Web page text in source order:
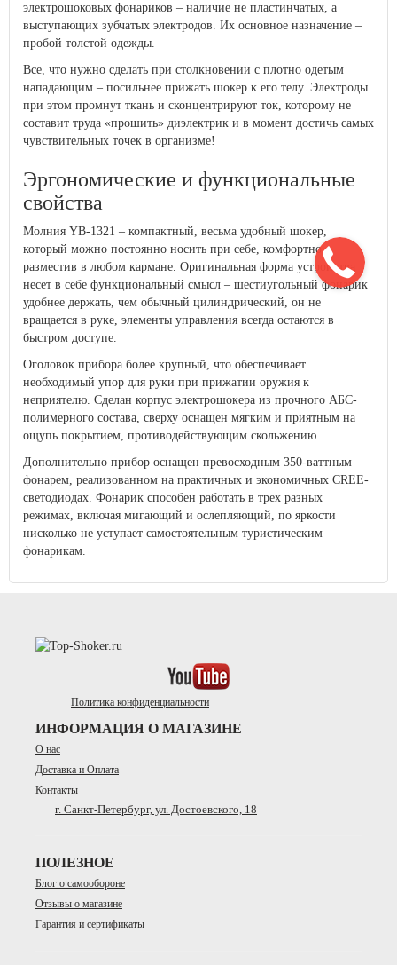
электрошоковых фонариков – наличие не пластинчатых, а
выступающих зубчатых электродов. Их основное назначение –
пробой толстой одежды.
Все, что нужно сделать при столкновении с плотно одетым
нападающим – посильнее прижать шокер к его телу. Электроды
при этом промнут ткань и сконцентрируют ток, которому не
составит труда «прошить» диэлектрик и в момент достичь самых
чувствительных точек в организме!
Эргономические и функциональные
свойства
Молния YB-1321 – компактный, весьма удобный шокер,
который можно постоянно носить при себе, комфортно
разместив в любом кармане. Оригинальная форма устройства
несет в себе функциональный смысл – шестиугольный фонарик
удобнее держать, чем обычный цилиндрический, он не
вращается в руке, элементы управления всегда остаются в
быстром доступе.
Оголовок прибора более крупный, что обеспечивает
необходимый упор для руки при прижатии оружия к
неприятелю. Сделан корпус электрошокера из прочного АБС-
полимерного состава, сверху оснащен мягким и приятным на
ощупь покрытием, противодействующим скольжению.
Дополнительно прибор оснащен превосходным 350-ваттным
фонарем, реализованном на практичных и экономичных CREE-
светодиодах. Фонарик способен работать в трех разных
режимах, включая мигающий и ослепляющий, по яркости
нисколько не уступает самостоятельным туристическим
фонарикам.
Политика конфиденциальности
ИНФОРМАЦИЯ О МАГАЗИНЕ
О нас
Доставка и Оплата
Контакты
г. Санкт-Петербург, ул. Достоевского, 18
ПОЛЕЗНОЕ
Блог о самообороне
Отзывы о магазине
Гарантия и сертификаты